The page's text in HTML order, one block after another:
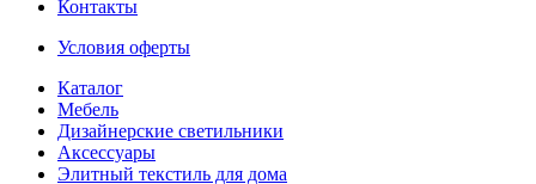
Контакты
Условия оферты
Каталог
Мебель
Дизайнерские светильники
Аксессуары
Элитный текстиль для дома